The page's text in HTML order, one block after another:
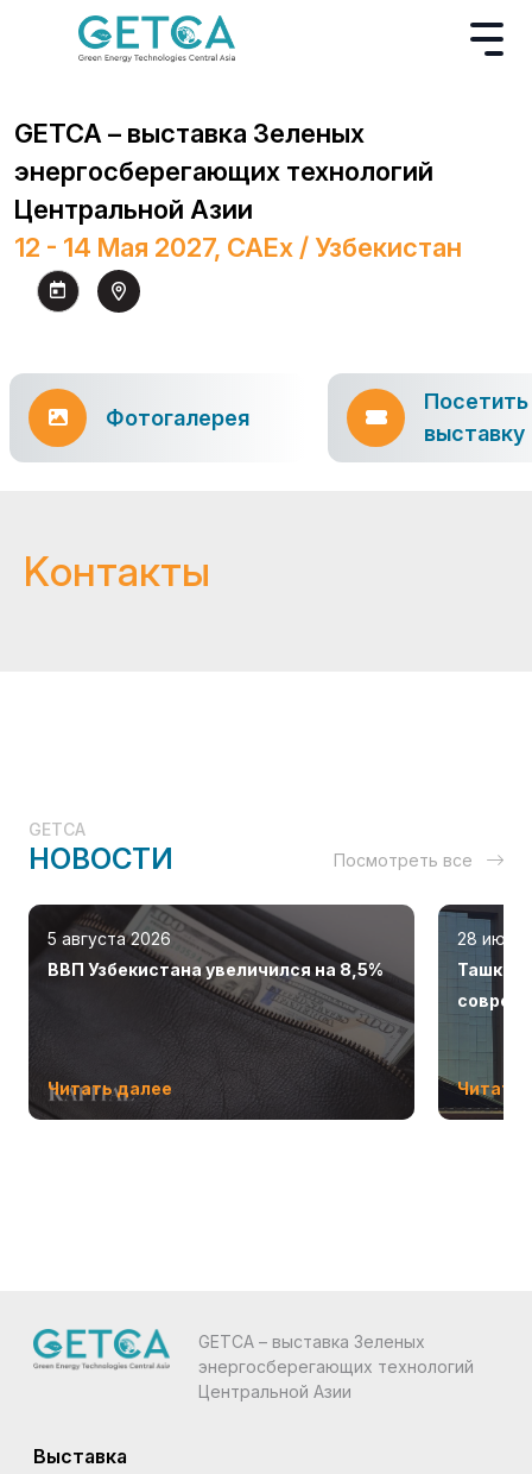
GETCA – выставка Зеленых
энергосберегающих технологий
Центральной Азии
12 - 14 Мая 2027, CAEx / Узбекистан
Фотогалерея
Посетить
выставку
Kонтакты
GETCA
НОВОСТИ Посмотреть все
5 августа 2026
ВВП Узбекистана увеличился на 8,5%
Читать далее
28 июля
Читать
GETCA – выставка Зеленых
энергосберегающих технологий
Центральной Азии
Выставка